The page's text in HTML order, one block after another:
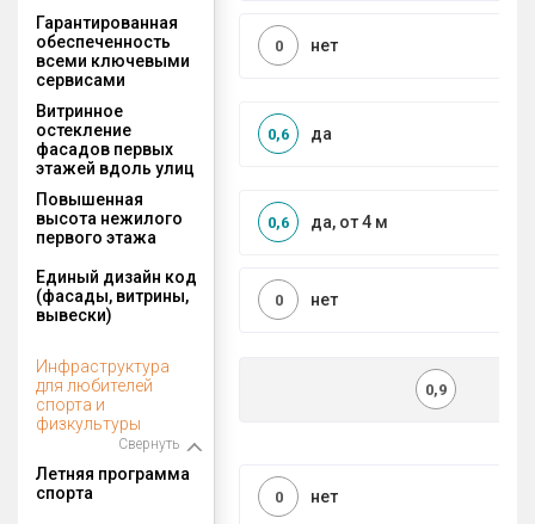
Гарантированная
обеспеченность
всеми ключевыми
сервисами
нет
0
Витринное
остекление
фасадов первых
этажей вдоль улиц
да
0,6
Повышенная
высота нежилого
первого этажа
да, от 4 м
0,6
Единый дизайн код
(фасады, витрины,
вывески)
нет
0
Инфраструктура
для любителей
спорта и
физкультуры
Свернуть
0,9
Летняя программа
спорта
нет
0